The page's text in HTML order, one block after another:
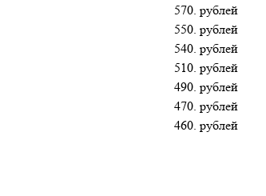
570. рублей
550. рублей
540. рублей
510. рублей
490. рублей
470. рублей
460. рублей